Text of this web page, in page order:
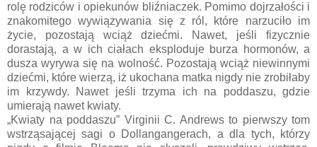
rolę rodziców i opiekunów bliźniaczek. Pomimo dojrzałości i
znakomitego wywiązywania się z ról, które narzuciło im
życie, pozostają wciąż dziećmi. Nawet, jeśli fizycznie
dorastają, a w ich ciałach eksploduje burza hormonów, a
dusza wyrywa się na wolność. Pozostają wciąż niewinnymi
dziećmi, które wierzą, iż ukochana matka nigdy nie zrobiłaby
im krzywdy. Nawet jeśli trzyma ich na poddaszu, gdzie
umierają nawet kwiaty.
„Kwiaty na poddaszu” Virginii C. Andrews to pierwszy tom
wstrząsającej sagi o Dollangangerach, a dla tych, którzy